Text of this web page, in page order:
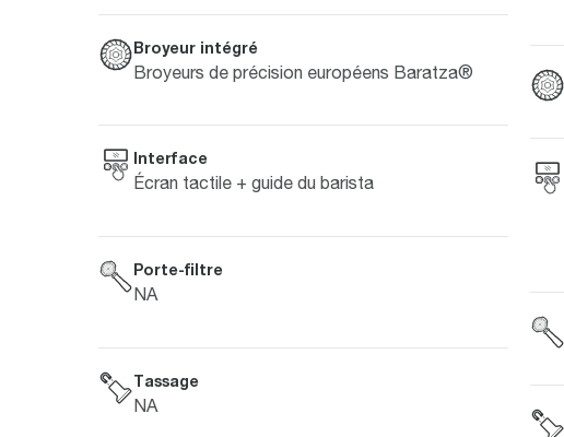
Broyeur intégré
Broyeurs de précision européens Baratza®
Interface
Écran tactile + guide du barista
Porte-filtre
NA
Tassage
NA